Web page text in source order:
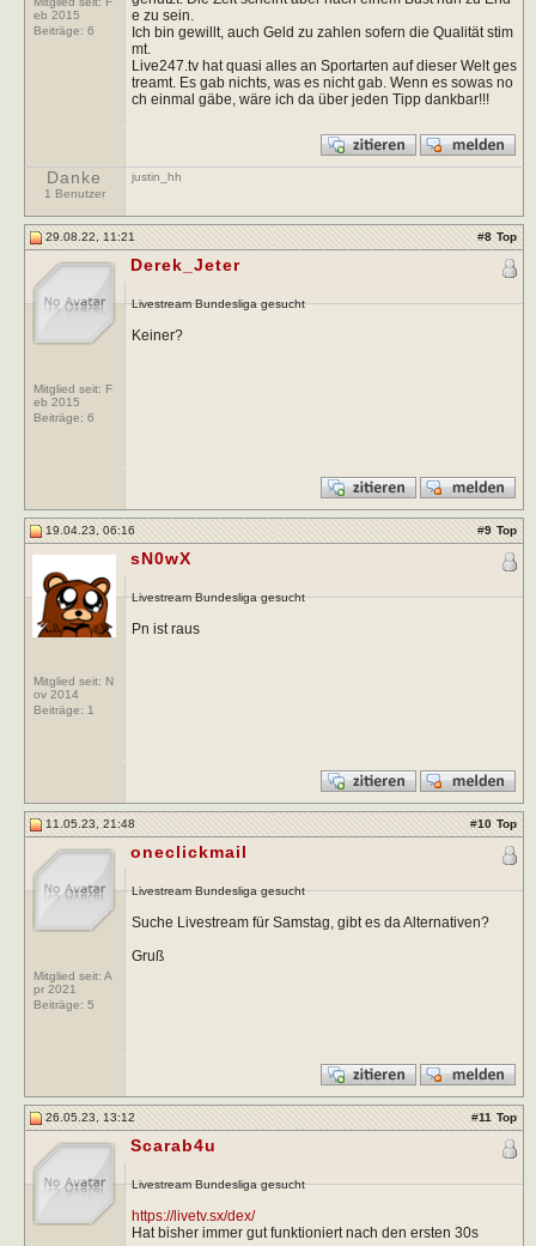
eb 2015
Beiträge: 6
e zu sein.
Ich bin gewillt, auch Geld zu zahlen sofern die Qualität stim
mt.
Live247.tv hat quasi alles an Sportarten auf dieser Welt ges
treamt. Es gab nichts, was es nicht gab. Wenn es sowas no
ch einmal gäbe, wäre ich da über jeden Tipp dankbar!!!
Danke
1 Benutzer
justin_hh
29.08.22, 11:21 #8 Top
Mitglied seit: F
eb 2015
Beiträge: 6
Derek_Jeter
Livestream Bundesliga gesucht
Keiner?
19.04.23, 06:16 #9 Top
Mitglied seit: N
ov 2014
Beiträge: 1
sN0wX
Livestream Bundesliga gesucht
Pn ist raus
11.05.23, 21:48 #10 Top
Mitglied seit: A
pr 2021
Beiträge: 5
oneclickmail
Livestream Bundesliga gesucht
Suche Livestream für Samstag, gibt es da Alternativen?
Gruß
26.05.23, 13:12 #11 Top
Scarab4u
Livestream Bundesliga gesucht
https://livetv.sx/dex/
Hat bisher immer gut funktioniert nach den ersten 30s